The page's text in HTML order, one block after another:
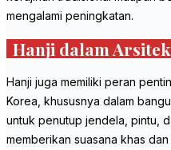
mengalami peningkatan.
Hanji dalam
Hanji juga memiliki peran
Korea, khususnya dalam
untuk penutup jendela, pintu,
memberikan suasana khas